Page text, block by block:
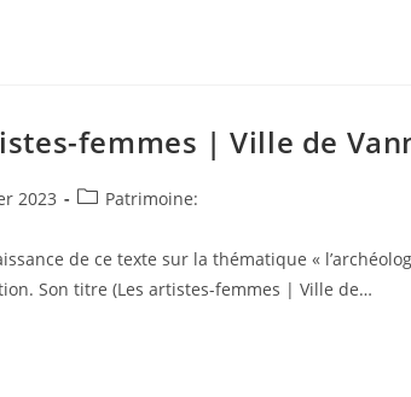
femmes | Ville de
2023
PostPatrimoine:
de ce texte sur la thématique «
Son titre (Les artistes-femmes | Ville de…